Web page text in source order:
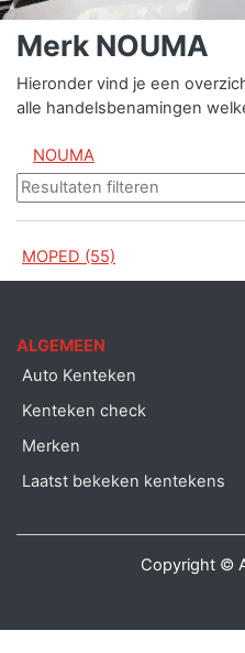
Merk NOUMA
Hieronder vind je een
alle handelsbenamingen
NOUMA
MOPED (55)
ALGEMEEN
Auto Kenteken
Kenteken check
Merken
Laatst bekeken kentekens
Copyright ©